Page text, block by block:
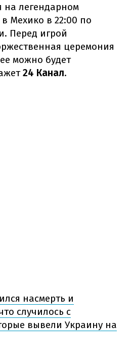
на легендарном
Мехико в 22:00 по
Перед игрой
церемония
можно будет
24 Канал.
насмерть и
случилось с
вывели Украину на